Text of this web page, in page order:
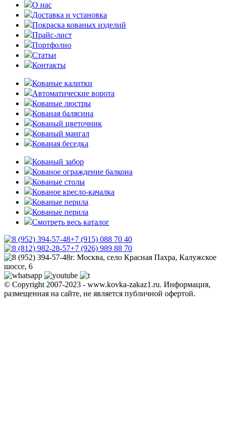
О нас
Доставка и установка
Покраска кованых изделий
Прайс-лист
Портфолио
Статьи
Контакты
Кованые калитки
Автоматические ворота
Кованые люстры
Кованая балясина
Кованый цветочник
Кованый мангал
Кованая беседка
Кованый забор
Кованое ограждение балкона
Кованые столы
Кованое кресло-качалка
Кованые перила
Кованые перила
Смотреть весь каталог
+7 (915) 088 70 40
+7 (926) 989 88 70
г. Москва, село Красная Пахра, Калужское
шоссе, 6
© Copyright 2007-2023 - www.kovka-zakaz1.ru. Информация,
размещенная на сайте, не является публичной офертой.